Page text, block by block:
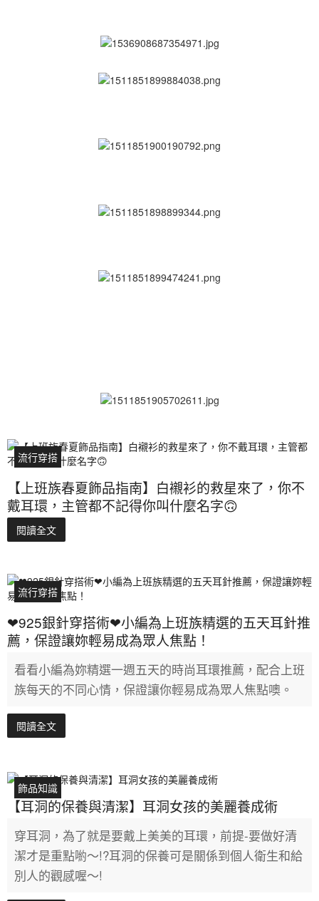
流行穿搭
【上班族春夏飾品指南】白襯衫的救星來了，你不
戴耳環，主管都不記得你叫什麼名字🙃
閱讀全文
流行穿搭
❤925銀針穿搭術❤小編為上班族精選的五天耳針推
薦，保證讓妳輕易成為眾人焦點！
看看小編為妳精選一週五天的時尚耳環推薦，配合上班
族每天的不同心情，保證讓你輕易成為眾人焦點噢。
閱讀全文
飾品知識
【耳洞的保養與清潔】耳洞女孩的美麗養成術
穿耳洞，為了就是要戴上美美的耳環，前提-要做好清
潔才是重點喲～!?耳洞的保養可是關係到個人衛生和給
別人的觀感喔～!